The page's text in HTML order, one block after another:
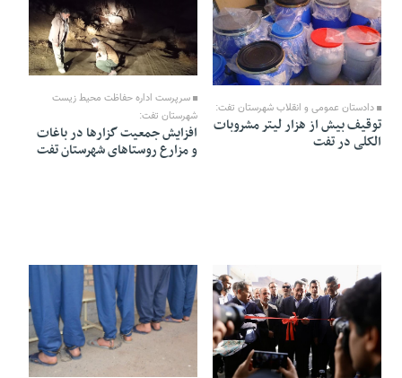
26 Bahman 1404 - 14:45
دادستان عمومی و انقلاب شهرستان تفت:
توقیف بیش از هزار لیتر مشروبات
الکلی در تفت
19 Bahman 1404 - 11:04
سرپرست اداره حفاظت محیط زیست
شهرستان تفت:
افزایش جمعیت گزار‌ها در باغات
و مزارع روستا‌های شهرستان تفت
15 Bahman 1404 - 18:48